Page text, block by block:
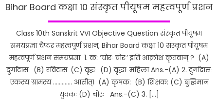
Bihar Board कक्षा 10 संस्कृत पीयूषम महत्वपूर्ण प्रशन
Class 10th Sanskrit VVI Objective Question संस्कृत पीयूषम
समयप्रज्ञा चैप्टर महत्वपूर्ण प्रशन, Bihar Board कक्षा 10 संस्कृत पीयूषम
महत्वपूर्ण प्रशन समयप्रज्ञा 1. क: ‘चोरः चोरः’ इति आक्रोशं कृतवान् ? (A)
दुर्गादासः (B) रविदासः (C) वृद्धः (D) वृद्धाः महिला Ans.-(A) 2. दुर्गादासः
एकस्य ग्रामस्य …………. आसीत्। (A) कृषक: (B) शिक्षक: (C) बुद्धिमान
युवकः (D) चोरः Ans.-(C) 3. […]